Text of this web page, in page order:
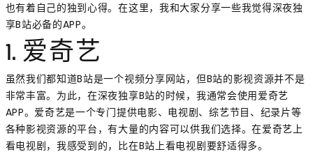
也有着自己的独到心得。在这里，我和大家分享一些我觉得深夜独
享B站必备的APP。
1. 爱奇艺
虽然我们都知道B站是一个视频分享网站，但B站的影视资源并不是
非常丰富。为此，在深夜独享B站的时候，我通常会使用爱奇艺
APP。爱奇艺是一个专门提供电影、电视剧、综艺节目、纪录片等
各种影视资源的平台，有大量的内容可以供我们选择。在爱奇艺上
看电视剧，我感受到的，比在B站上看电视剧要舒适得多。